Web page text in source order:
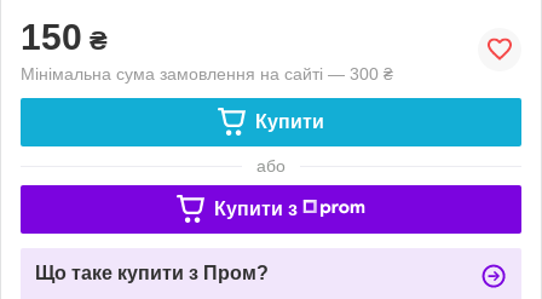
150 ₴
Мінімальна сума замовлення на сайті — 300 ₴
Купити
або
Купити з
Що таке купити з Пром?